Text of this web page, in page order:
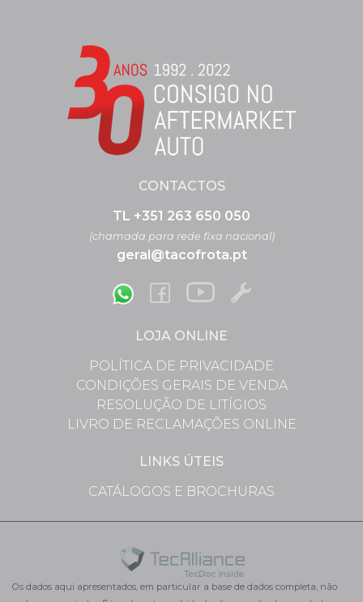
CONTACTOS
TL +351 263 650 050
(chamada para rede fixa nacional)
geral@tacofrota.pt
LOJA ONLINE
POLÍTICA DE PRIVACIDADE
CONDIÇÕES GERAIS DE VENDA
RESOLUÇÃO DE LITÍGIOS
LIVRO DE RECLAMAÇÕES ONLINE
LINKS ÚTEIS
CATÁLOGOS E BROCHURAS
Os dados aqui apresentados, em particular a base de dados completa, não